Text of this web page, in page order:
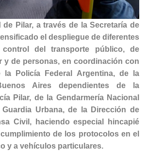
de Pilar, a través de la Secretaría de
el despliegue de diferentes
del transporte público, de
y de personas, en coordinación con
la Policía Federal Argentina, de la
Aires dependientes de la
Pilar, de la Gendarmería Nacional
Urbana, de la Dirección de
Civil, haciendo especial hincapié
de los protocolos en el
y a vehículos particulares.